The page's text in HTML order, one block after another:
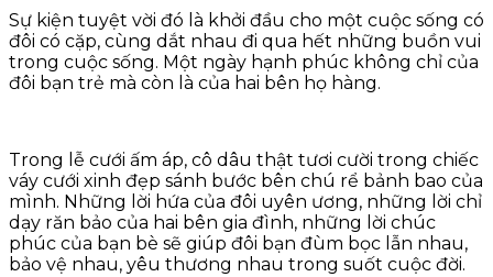
Sự kiện tuyệt vời đó là khởi đầu cho một cuộc sống có
đôi có cặp, cùng dắt nhau đi qua hết những buồn vui
trong cuộc sống. Một ngày hạnh phúc không chỉ của
đôi bạn trẻ mà còn là của hai bên họ hàng.
Trong lễ cưới ấm áp, cô dâu thật tươi cười trong chiếc
váy cưới xinh đẹp sánh bước bên chú rể bảnh bao của
mình. Những lời hứa của đôi uyên ương, những lời chỉ
dạy răn bảo của hai bên gia đình, những lời chúc
phúc của bạn bè sẽ giúp đôi bạn đùm bọc lẫn nhau,
bảo vệ nhau, yêu thương nhau trong suốt cuộc đời.